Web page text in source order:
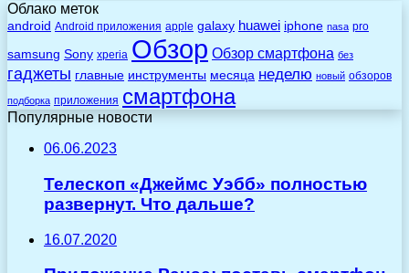
Облако меток
android Android приложения apple galaxy huawei iphone nasa pro
samsung Sony xperia Обзор Обзор смартфона без
гаджеты главные инструменты месяца неделю новый обзоров
подборка приложения смартфона
Популярные новости
06.06.2023
Телескоп «Джеймс Уэбб» полностью
развернут. Что дальше?
16.07.2020